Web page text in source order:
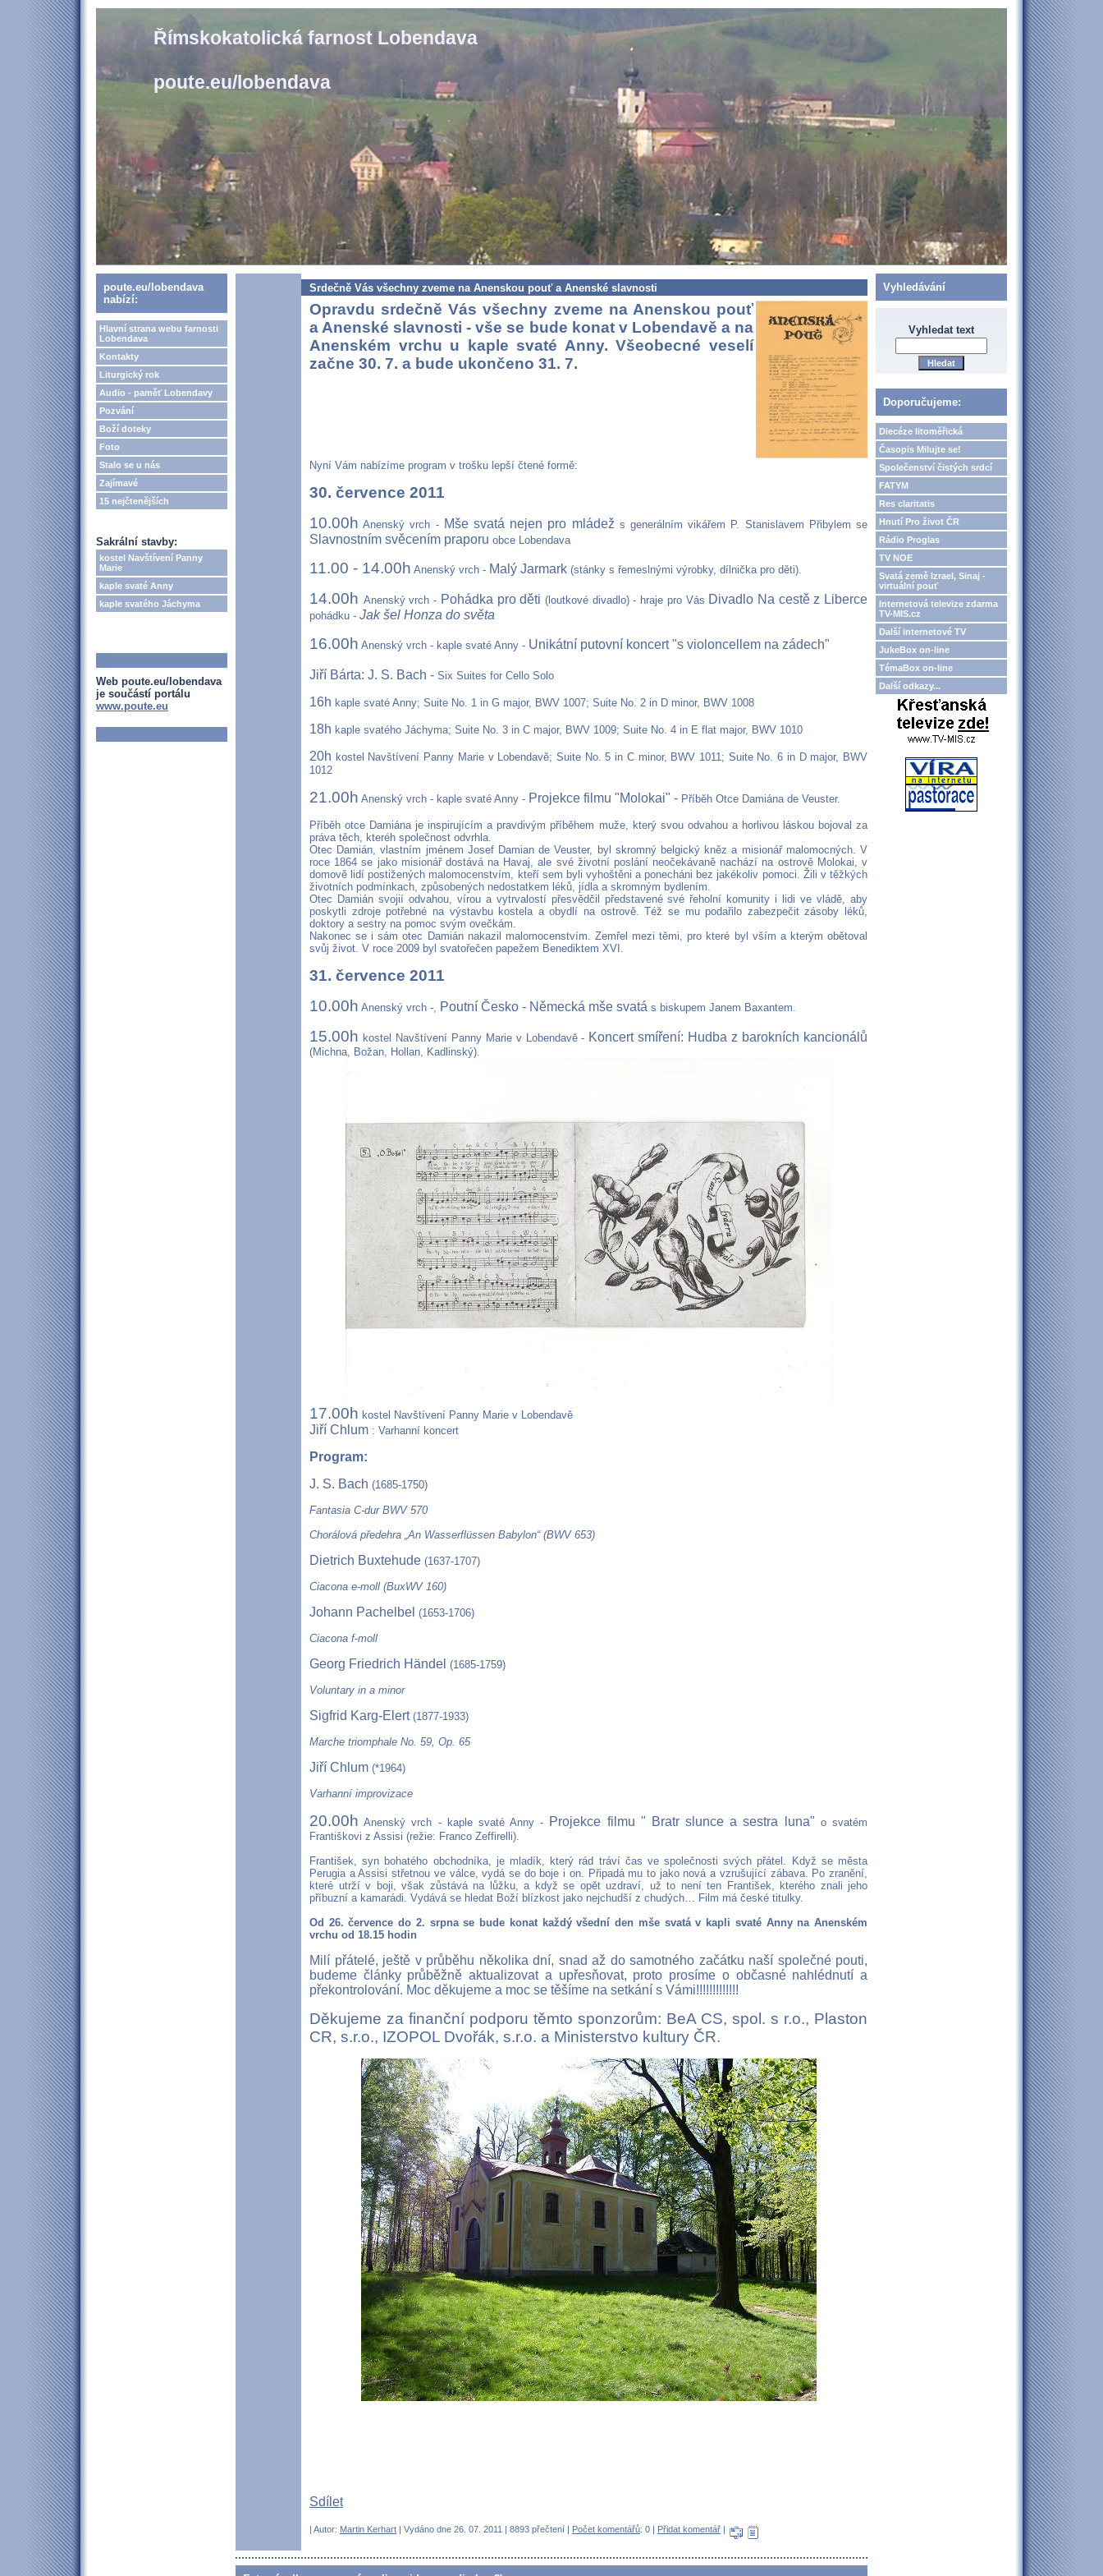
Římskokatolická farnost Lobendava
poute.eu/lobendava
poute.eu/lobendava
nabízí:
Hlavní strana webu farnosti
Lobendava
Kontakty
Liturgický rok
Audio - paměť Lobendavy
Pozvání
Boží doteky
Foto
Stalo se u nás
Zajímavé
15 nejčtenějších
Sakrální stavby:
kostel Navštívení Panny
Marie
kaple svaté Anny
kaple svatého Jáchyma
Web poute.eu/lobendava
je součástí portálu
www.poute.eu
Srdečně Vás všechny zveme na Anenskou pouť a Anenské slavnosti
Opravdu srdečně Vás všechny zveme na Anenskou pouť
a Anenské slavnosti - vše se bude konat v Lobendavě a na
Anenském vrchu u kaple svaté Anny. Všeobecné veselí
začne 30. 7. a bude ukončeno 31. 7.
Nyní Vám nabízíme program v trošku lepší čtené formě:
30. července 2011
10.00h Anenský vrch - Mše svatá nejen pro mládežs generálním vikářem P. Stanislavem Přibylem se
Slavnostním svěcením praporu obce Lobendava
11.00 - 14.00h Anenský vrch - Malý Jarmark (stánky s řemeslnými výrobky, dílnička pro děti).
14.00h Anenský vrch - Pohádka pro děti (loutkové divadlo) - hraje pro Vás Divadlo Na cestě z Liberce
pohádku - Jak šel Honza do světa
16.00h Anenský vrch - kaple svaté Anny - Unikátní putovní koncert "s violoncellem na zádech"
Jiří Bárta: J. S. Bach - Six Suites for Cello Solo
16h kaple svaté Anny; Suite No. 1 in G major, BWV 1007; Suite No. 2 in D minor, BWV 1008
18h kaple svatého Jáchyma; Suite No. 3 in C major, BWV 1009; Suite No. 4 in E flat major, BWV 1010
20h kostel Navštívení Panny Marie v Lobendavě; Suite No. 5 in C minor, BWV 1011; Suite No. 6 in D major, BWV
1012
21.00h Anenský vrch - kaple svaté Anny - Projekce filmu "Molokai" - Příběh Otce Damiána de Veuster.
Příběh otce Damiána je inspirujícím a pravdivým příběhem muže, který svou odvahou a horlivou láskou bojoval za
práva těch, kteréh společnost odvrhla.
Otec Damián, vlastním jménem Josef Damian de Veuster, byl skromný belgický kněz a misionář malomocných. V
roce 1864 se jako misionář dostává na Havaj, ale své životní poslání neočekávaně nachází na ostrově Molokai, v
domově lidí postižených malomocenstvím, kteří sem byli vyhoštěni a ponecháni bez jakékoliv pomoci. Žili v těžkých
životních podmínkach, způsobených nedostatkem léků, jídla a skromným bydlením.
Otec Damián svojií odvahou, vírou a vytrvalostí přesvědčil představené své řeholní komunity i lidi ve vládě, aby
poskytli zdroje potřebné na výstavbu kostela a obydlí na ostrově. Též se mu podařilo zabezpečit zásoby léků,
doktory a sestry na pomoc svým ovečkám.
Nakonec se i sám otec Damián nakazil malomocenstvím. Zemřel mezi těmi, pro které byl vším a kterým obětoval
svůj život. V roce 2009 byl svatořečen papežem Benediktem XVI.
31. července 2011
10.00h Anenský vrch -, Poutní Česko - Německá mše svatá s biskupem Janem Baxantem.
15.00h kostel Navštívení Panny Marie v Lobendavě - Koncert smíření: Hudba z barokních kancionálů
(Michna, Božan, Hollan, Kadlinský).
17.00h kostel Navštívení Panny Marie v Lobendavě
Jiří Chlum : Varhanní koncert
Program:
J. S. Bach (1685-1750)
Fantasia C-dur BWV 570
Chorálová předehra „An Wasserflüssen Babylon“ (BWV 653)
Dietrich Buxtehude (1637-1707)
Ciacona e-moll (BuxWV 160)
Johann Pachelbel (1653-1706)
Ciacona f-moll
Georg Friedrich Händel (1685-1759)
Voluntary in a minor
Sigfrid Karg-Elert (1877-1933)
Marche triomphale No. 59, Op. 65
Jiří Chlum (*1964)
Varhanní improvizace
20.00h Anenský vrch - kaple svaté Anny - Projekce filmu " Bratr slunce a sestra luna" o svatém
Františkovi z Assisi (režie: Franco Zeffirelli).
František, syn bohatého obchodníka, je mladík, který rád tráví čas ve společnosti svých přátel. Když se města
Perugia a Assisi střetnou ve válce, vydá se do boje i on. Připadá mu to jako nová a vzrušující zábava. Po zranění,
které utrží v boji, však zůstává na lůžku, a když se opět uzdraví, už to není ten František, kterého znali jeho
příbuzní a kamarádi. Vydává se hledat Boží blízkost jako nejchudší z chudých… Film má české titulky.
Od 26. července do 2. srpna se bude konat každý všední den mše svatá v kapli svaté Anny na Anenském
vrchu od 18.15 hodin
Milí přátelé, ještě v průběhu několika dní, snad až do samotného začátku naší společné pouti,
budeme články průběžně aktualizovat a upřesňovat, proto prosíme o občasné nahlédnutí a
překontrolování. Moc děkujeme a moc se těšíme na setkání s Vámi!!!!!!!!!!!!!
Děkujeme za finanční podporu těmto sponzorům: BeA CS, spol. s r.o., Plaston
CR, s.r.o., IZOPOL Dvořák, s.r.o. a Ministerstvo kultury ČR.
Sdílet
| Autor: Martin Kerhart | Vydáno dne 26. 07. 2011 | 8893 přečtení | Počet komentářů: 0 | Přidat komentář |
Vyhledávání
Vyhledat text
Doporučujeme:
Diecéze litoměřická
Časopis Milujte se!
Společenství čistých srdcí
FATYM
Res claritatis
Hnutí Pro život ČR
Rádio Proglas
TV NOE
Svatá země Izrael, Sinaj -
virtuální pouť
Internetová televize zdarma
TV-MIS.cz
Další internetové TV
JukeBox on-line
TémaBox on-line
Další odkazy...